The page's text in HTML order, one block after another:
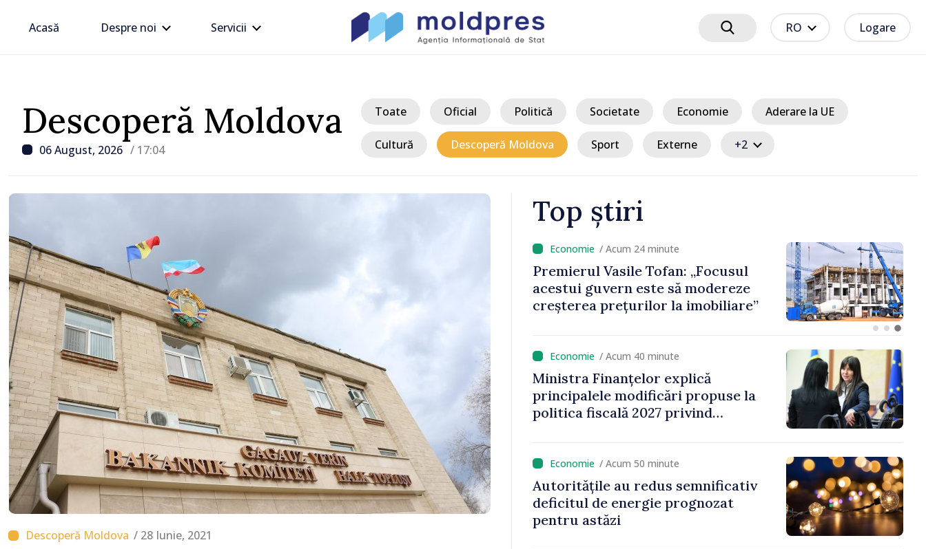
Acasă Despre noi Servicii RO Logare
Descoperă Moldova
06 August, 2026 / 17:04
Toate Oficial Politică Societate Economie Aderare la UE
Cultură Descoperă Moldova Sport Externe +2
/ 28 Iunie, 2021
Top știri
CEC a adoptat mai multe hotărâri
privind organizarea alegerilor
locale noi și a unui referendum
local în satul Delacău, raionul
Anenii Noi
/ Acum 24 minute
Premierul Vasile Tofan: „Focusul
acestui guvern este să modereze
creșterea prețurilor la imobiliare”
/ Acum 40 minute
Ministra Finanțelor explică
principalele modificări propuse la
politica fiscală 2027 privind
/ Acum 50 minute
Autoritățile au redus semnificativ
deficitul de energie prognozat
pentru astăzi